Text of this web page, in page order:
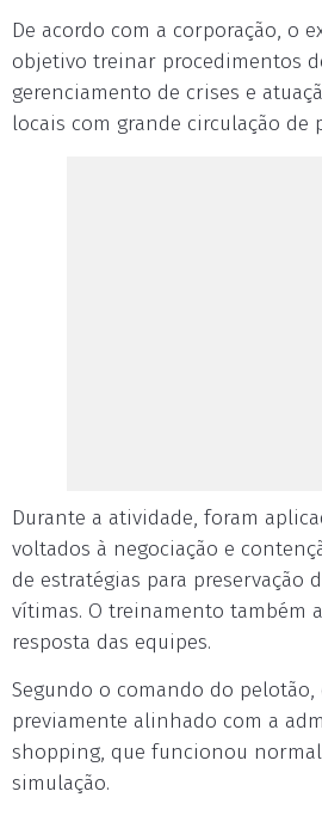
De acordo com a corporação, o
objetivo treinar procedimentos
gerenciamento de crises e
locais com grande circulação de
Durante a atividade, foram
voltados à negociação e
de estratégias para preservação
vítimas. O treinamento também
resposta das equipes.
Segundo o comando do pelotão,
previamente alinhado com a
shopping, que funcionou
simulação.